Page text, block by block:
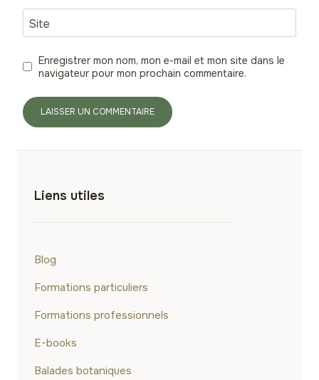
Site
Enregistrer mon nom, mon e-mail et mon site dans le
navigateur pour mon prochain commentaire.
Liens utiles
Blog
Formations particuliers
Formations professionnels
E-books
Balades botaniques